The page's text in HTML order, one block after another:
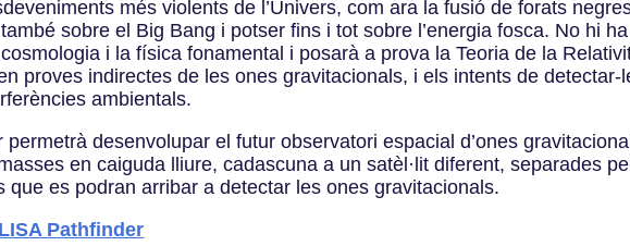
més violents de l’Univers, com ara la fusió de forats
sobre el Big Bang i potser fins i tot sobre l’energia fosca. No hi
i la física fonamental i posarà a prova la Teoria de la
proves indirectes de les ones gravitacionals, i els intents de
ambientals.
permetrà desenvolupar el futur observatori espacial d’ones
en caiguda lliure, cadascuna a un satèl·lit diferent, separades
que es podran arribar a detectar les ones gravitacionals.
Pathfinder